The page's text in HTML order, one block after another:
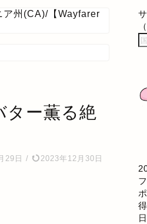
ア州(CA)/ 【Wayfarer
ター薫る絶
29日 / 2023年12月30日